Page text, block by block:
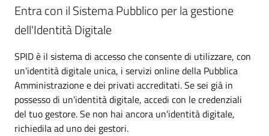
Entra con il Sistema Pubblico per la gestione
dell'Identità Digitale
SPID è il sistema di accesso che consente di utilizzare, con
un'identità digitale unica, i servizi online della Pubblica
Amministrazione e dei privati accreditati. Se sei già in
possesso di un'identità digitale, accedi con le credenziali
del tuo gestore. Se non hai ancora un'identità digitale,
richiedila ad uno dei gestori.